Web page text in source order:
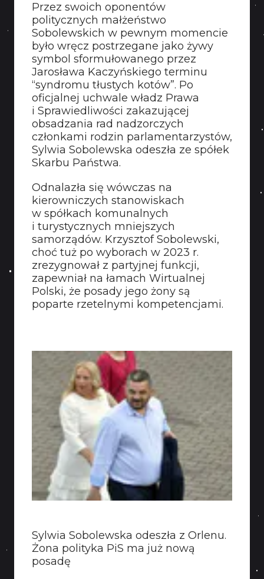
Przez swoich oponentów
politycznych małżeństwo
Sobolewskich w pewnym momencie
było wręcz postrzegane jako żywy
symbol sformułowanego przez
Jarosława Kaczyńskiego terminu
“syndromu tłustych kotów”. Po
oficjalnej uchwale władz Prawa
i Sprawiedliwości zakazującej
obsadzania rad nadzorczych
członkami rodzin parlamentarzystów,
Sylwia Sobolewska odeszła ze spółek
Skarbu Państwa.
Odnalazła się wówczas na
kierowniczych stanowiskach
w spółkach komunalnych
i turystycznych mniejszych
samorządów. Krzysztof Sobolewski,
choć tuż po wyborach w 2023 r.
zrezygnował z partyjnej funkcji,
zapewniał na łamach Wirtualnej
Polski, że posady jego żony są
poparte rzetelnymi kompetencjami.
Sylwia Sobolewska odeszła z Orlenu.
Żona polityka PiS ma już nową
posadę